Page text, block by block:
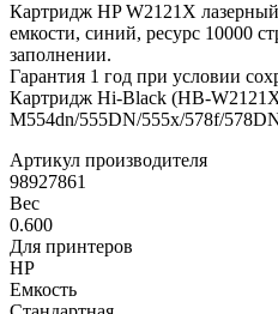
Картридж HP W2121X
емкости, синий, ресурс 10000
заполнении.
Гарантия 1 год при условии
Картридж Hi-Black (HB-
M554dn/555DN/555x/578f/
Артикул производителя
98927861
Вес
0.600
Для принтеров
HP
Емкость